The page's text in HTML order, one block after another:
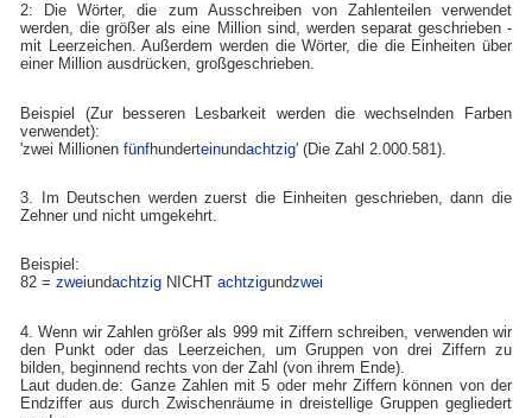
2: Die Wörter, die zum Ausschreiben von Zahlenteilen verwendet
werden, die größer als eine Million sind, werden separat geschrieben -
mit Leerzeichen. Außerdem werden die Wörter, die die Einheiten über
einer Million ausdrücken, großgeschrieben.
Beispiel (Zur besseren Lesbarkeit werden die wechselnden Farben
verwendet):
'zwei Millionenfünfhunderteinundachtzig' (Die Zahl 2.000.581).
3. Im Deutschen werden zuerst die Einheiten geschrieben, dann die
Zehner und nicht umgekehrt.
Beispiel:
82 =zweiundachtzig NICHTachtzigundzwei
4. Wenn wir Zahlen größer als 999 mit Ziffern schreiben, verwenden wir
den Punkt oder das Leerzeichen, um Gruppen von drei Ziffern zu
bilden, beginnend rechts von der Zahl (von ihrem Ende).
Laut duden.de: Ganze Zahlen mit 5 oder mehr Ziffern können von der
Endziffer aus durch Zwischenräume in dreistellige Gruppen gegliedert